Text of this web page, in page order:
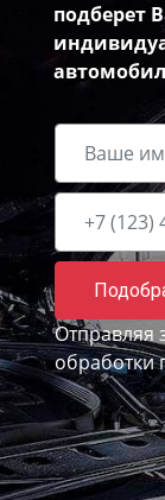
подберет
Отправляя
обработки